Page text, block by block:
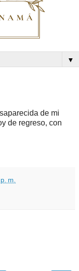
▼
de mi
de regreso, con
m.